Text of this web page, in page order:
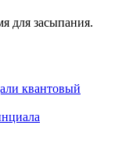
для засыпания.
квантовый